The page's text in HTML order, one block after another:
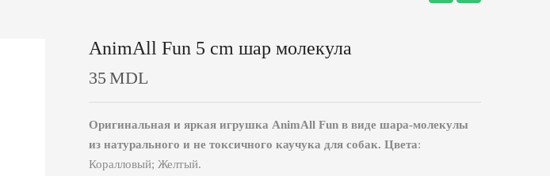
AnimAll Fun 5 cm шар молекула
35 MDL
Оригинальная и яркая игрушка AnimAll Fun в виде шара-молекулы
из натурального и не токсичного каучука для собак. Цвета:
Коралловый; Желтый.